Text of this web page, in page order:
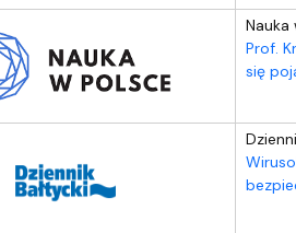
Nauka
Prof.
się